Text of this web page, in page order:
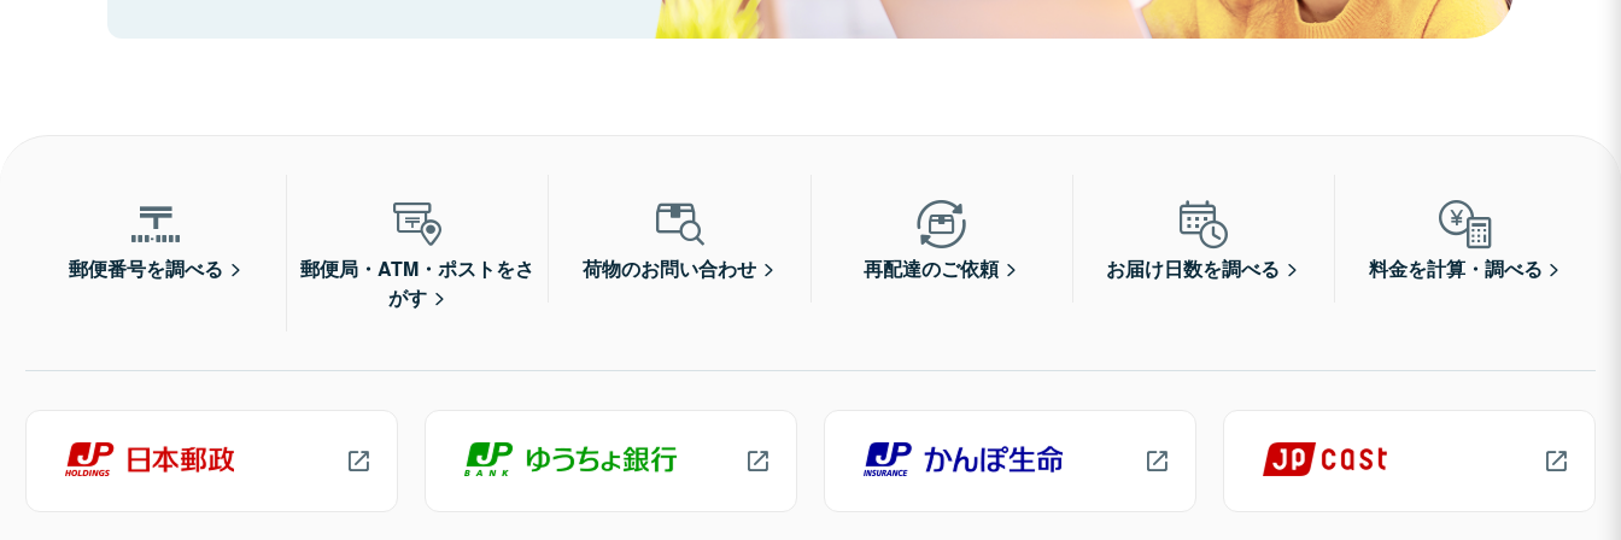
郵便番号を調べる
郵便局・ATM・ポストをさ
がす
荷物のお問い合わせ 再配達のご依頼 お届け日数を調べる 料金を計算・調べる